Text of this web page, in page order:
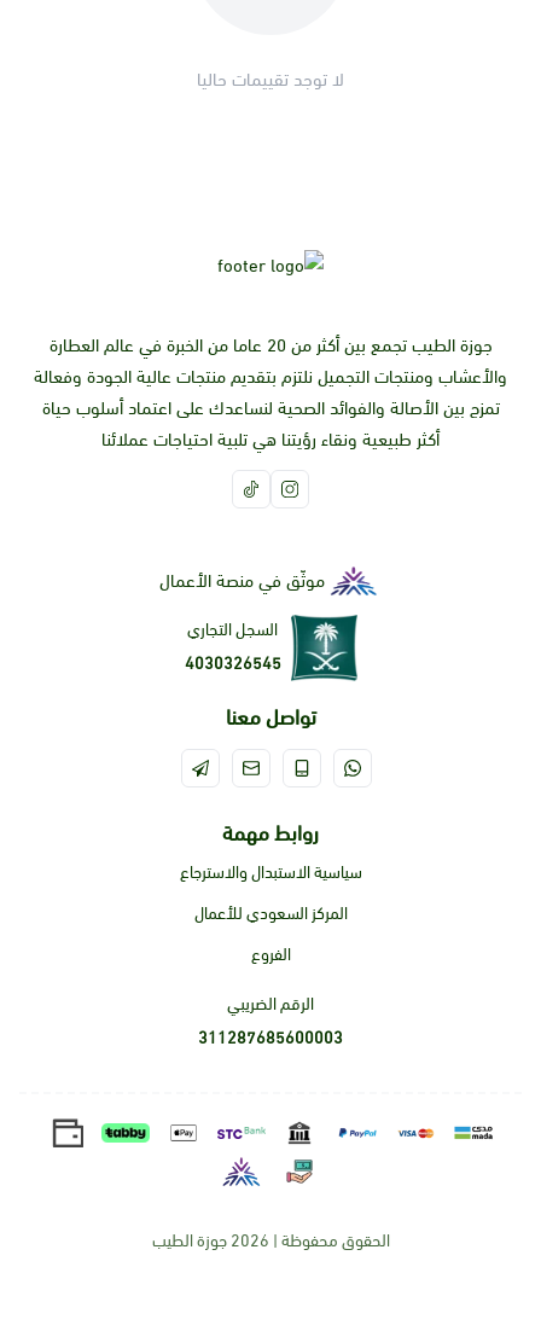
لا توجد تقييمات حاليا
جوزة الطيب تجمع بين أكثر من 20 عاما من الخبرة في عالم العطارة
والأعشاب ومنتجات التجميل نلتزم بتقديم منتجات عالية الجودة وفعالة
تمزج بين الأصالة والفوائد الصحية لنساعدك على اعتماد أسلوب حياة
أكثر طبيعية ونقاء رؤيتنا هي تلبية احتياجات عملائنا
موثّق في منصة الأعمال
السجل التجاري
4030326545
تواصل معنا
روابط مهمة
سياسية الاستبدال والاسترجاع
المركز السعودي للأعمال
الفروع
الرقم الضريبي
311287685600003
الحقوق محفوظة | 2026 جوزة الطيب